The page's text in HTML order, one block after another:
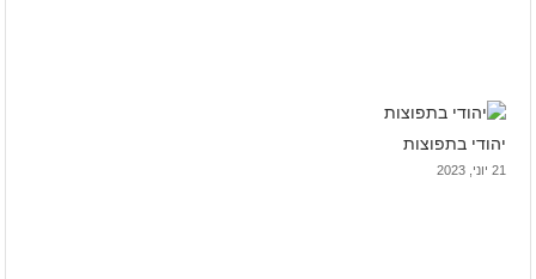
יהודי בתפוצות
21 יוני, 2023